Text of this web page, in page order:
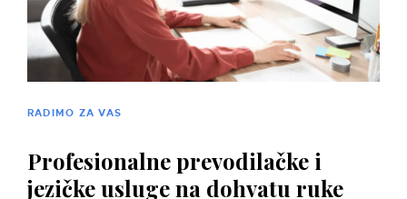
RADIMO ZA VAS
Profesionalne prevodilačke i
jezičke usluge na dohvatu ruke